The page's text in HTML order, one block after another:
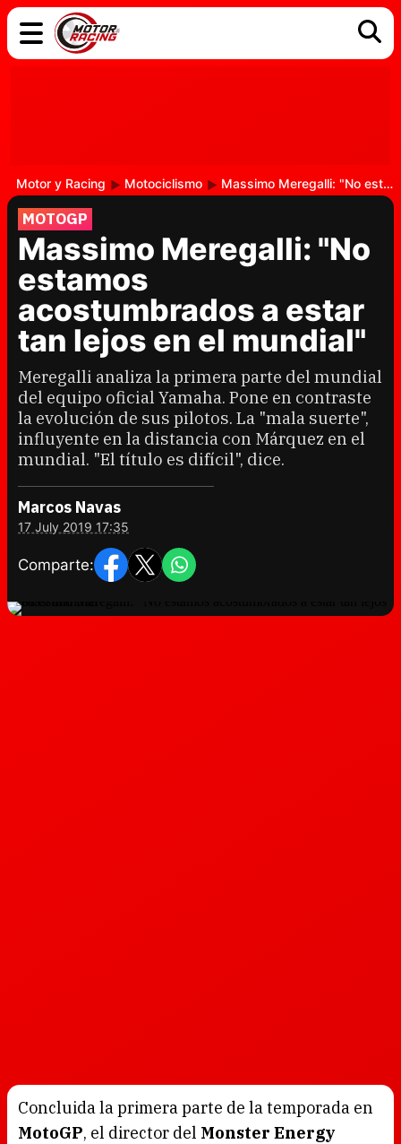
Motor y Racing Motociclismo Massimo Meregalli: "No estamos acostumbrados a estar tan lejos en el mundial"
MOTOGP
Massimo Meregalli: "No
estamos
acostumbrados a estar
tan lejos en el mundial"
Meregalli analiza la primera parte del mundial
del equipo oficial Yamaha. Pone en contraste
la evolución de sus pilotos. La "mala suerte",
influyente en la distancia con Márquez en el
mundial. "El título es difícil", dice.
Marcos Navas
17 July 2019 17:35
Comparte:
Concluida la primera parte de la temporada en
MotoGP, el director del Monster Energy